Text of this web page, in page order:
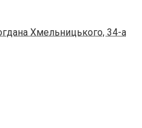
Хмельницького, 34-а